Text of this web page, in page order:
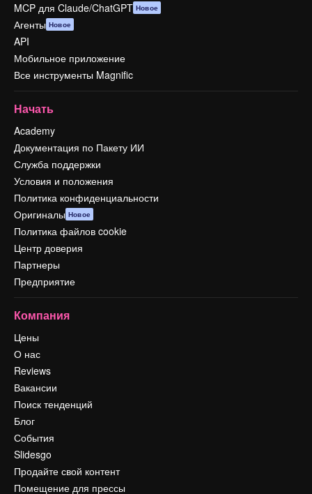
MCP для Claude/ChatGPT Новое
Агенты Новое
API
Мобильное приложение
Все инструменты Magnific
Начать
Academy
Документация по Пакету ИИ
Служба поддержки
Условия и положения
Политика конфиденциальности
Оригиналы Новое
Политика файлов cookie
Центр доверия
Партнеры
Предприятие
Компания
Цены
О нас
Reviews
Вакансии
Поиск тенденций
Блог
События
Slidesgo
Продайте свой контент
Помещение для прессы